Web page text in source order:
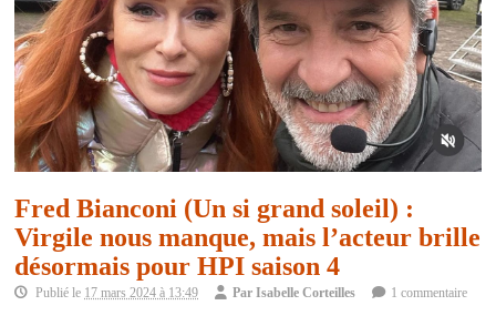
Fred Bianconi (Un si grand soleil) :
Virgile nous manque, mais l’acteur brille
désormais pour HPI saison 4
Publié le 17 mars 2024 à 13:49 ParIsabelle Corteilles 1 commentaire